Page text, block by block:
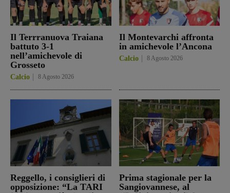
Il Terrranuova Traiana
battuto 3-1
nell’amichevole di
Grosseto
Calcio 8 Agosto 2026
Il Montevarchi affronta
in amichevole l’Ancona
Calcio 8 Agosto 2026
Reggello, i consiglieri di
opposizione: “La TARI
Prima stagionale per la
Sangiovannese, al